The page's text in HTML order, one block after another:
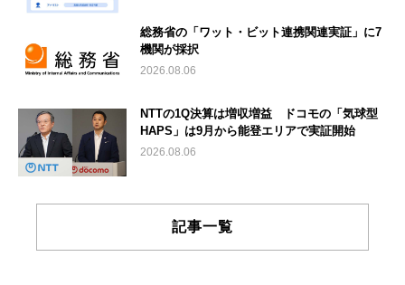
総務省の「ワット・ビット連携関連実証」に7
機関が採択
2026.08.06
NTTの1Q決算は増収増益 ドコモの「気球型
HAPS」は9月から能登エリアで実証開始
2026.08.06
記事一覧